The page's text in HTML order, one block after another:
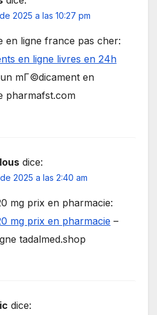
2025 a las 10:27 pm
en ligne france pas cher:
en ligne livres en 24h
mГ©dicament en
pharmafst.com
dice:
2025 a las 2:40 am
mg prix en pharmacie:
mg prix en pharmacie –
tadalmed.shop
dice: